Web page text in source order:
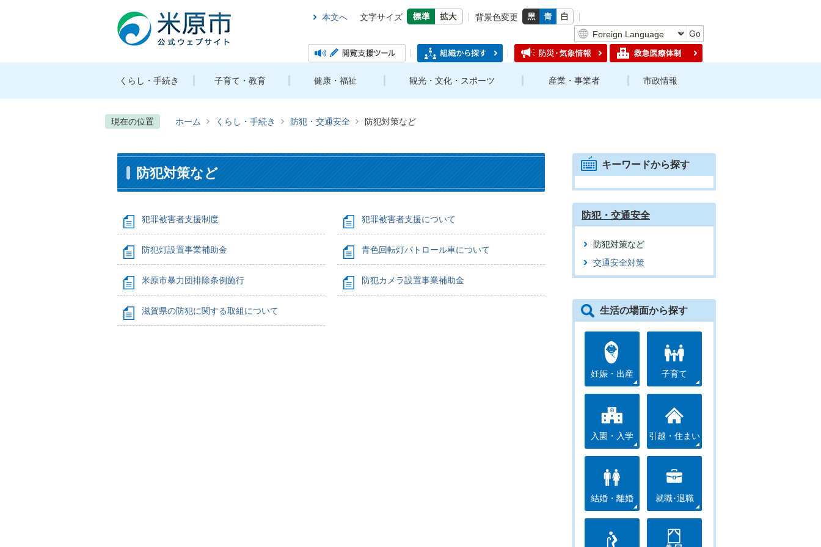
本文へ 文字サイズ
背景色変更
Go
くらし・手続き 子育て・教育 健康・福祉 観光・文化・スポーツ 産業・事業者 市政情報
現在の位置 ホーム くらし・手続き 防犯・交通安全 防犯対策など
防犯対策など
犯罪被害者支援制度 犯罪被害者支援について
防犯灯設置事業補助金 青色回転灯パトロール車について
米原市暴力団排除条例施行 防犯カメラ設置事業補助金
滋賀県の防犯に関する取組について
キーワードから探す
防犯・交通安全
防犯対策など
交通安全対策
生活の場面から探す
妊娠・出産 子育て
入園・入学 引越・住まい
結婚・離婚 就職･退職